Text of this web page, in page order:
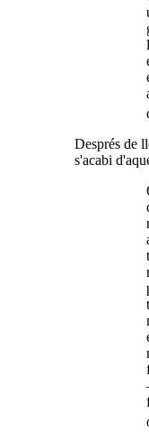
Després de
s'acabi